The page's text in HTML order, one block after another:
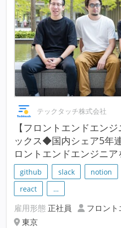
テックタッチ株式会社
【フロントエンドエン
ックス◆国内シェア5年
ロントエンドエンジニア
github slack notion
react
…
雇用形態 正社員
フロン
東京